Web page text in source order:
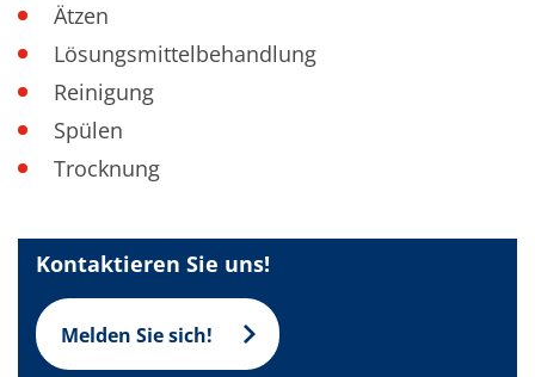
Fortschrittliches chemisches Ätzen
Proprietäre Software
FlowLogX - Smart Connectivity Platform
Infocenter
Presse
Messen
Carrier
DI Wasser
Footprint
SECS/GEM
Einzelwafer Bearbeitung
Ätzen
Lösungsmittelbehandlung
Reinigung
Spülen
Trocknung
Kontaktieren Sie uns!
Melden Sie sich!